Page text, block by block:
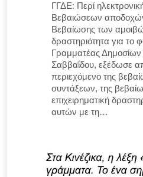
ΓΓΔΕ: Περί
Βεβαιώσεων
Βεβαίωσης των
δραστηριότητα για το
Γραμματέας
Σαββαΐδου, εξέδωσε
περιεχόμενο της
συντάξεων, της
επιχειρηματική
αυτών με τη…